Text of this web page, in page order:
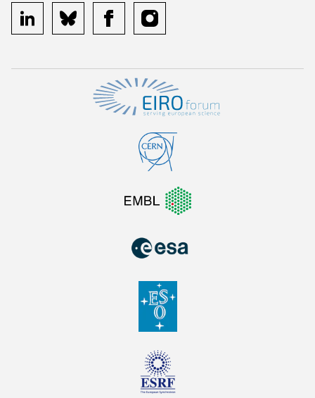
linkedin bluesky facebookinstagram